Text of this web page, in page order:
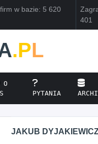
w bazie: 5 620
401
.PL
O
PYTANIA
JAKUB